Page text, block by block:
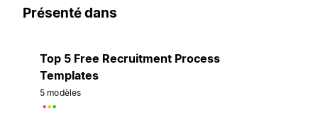
Présenté dans
Top 5 Free Recruitment Process
Templates
5 modèles